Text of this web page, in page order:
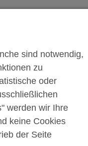
Zur Hauptnavigation
sind notwendig,
zu
oder
werden wir Ihre
keine Cookies
der Seite